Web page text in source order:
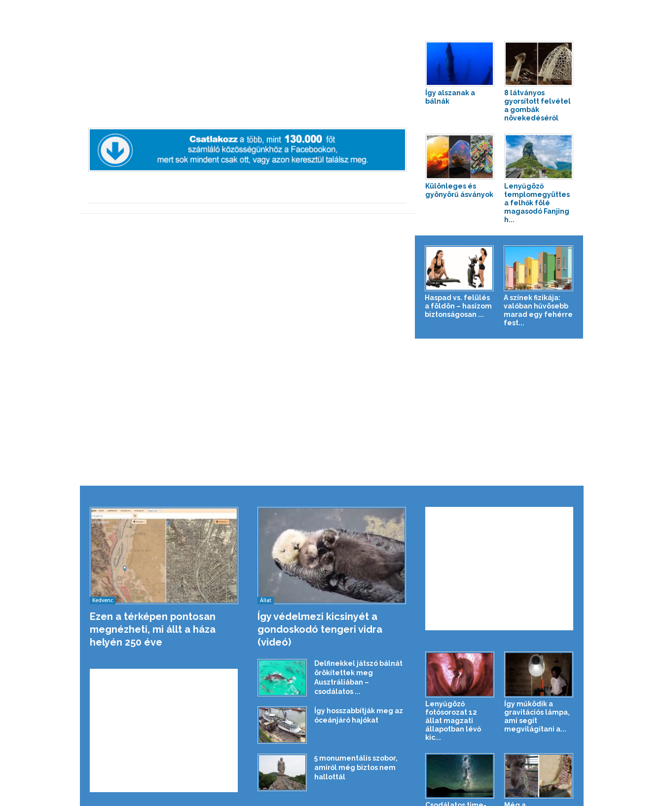
Így alszanak a
bálnák
8 látványos
gyorsított felvétel
a gombák
növekedéséről
Különleges és
gyönyörű ásványok
Lenyűgöző
templomegyüttes
a felhők fölé
magasodó Fanjing
h...
Haspad vs. felülés
a földön – hasizom
biztonságosan ...
A színek fizikája:
valóban hűvösebb
marad egy fehérre
fest...
Kedvenc
Ezen a térképen pontosan
megnézheti, mi állt a háza
helyén 250 éve
Állat
Így védelmezi kicsinyét a
gondoskodó tengeri vidra
(videó)
Delfinekkel játszó bálnát
örökítettek meg
Ausztráliában –
csodálatos ...
Így hosszabbítják meg az
óceánjáró hajókat
5 monumentális szobor,
amiről még biztos nem
hallottál
Lenyűgöző
fotósorozat 12
állat magzati
állapotban lévő
kic...
Így működik a
gravitációs lámpa,
ami segít
megvilágítani a...